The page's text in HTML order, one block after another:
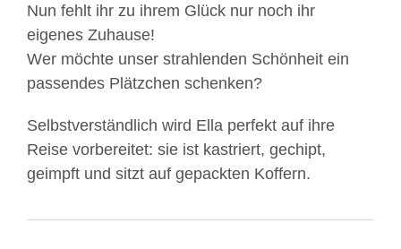
Nun fehlt ihr zu ihrem Glück nur noch ihr
eigenes Zuhause!
Wer möchte unser strahlenden Schönheit ein
passendes Plätzchen schenken?
Selbstverständlich wird Ella perfekt auf ihre
Reise vorbereitet: sie ist kastriert, gechipt,
geimpft und sitzt auf gepackten Koffern.
Mit
dem
Laden
des
Videos
akzeptieren
Sie
die
von